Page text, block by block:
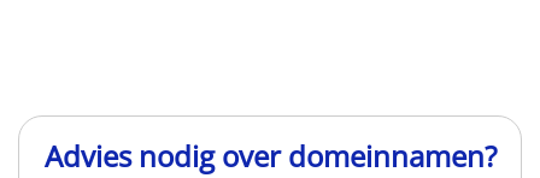
Advies nodig over domeinnamen?